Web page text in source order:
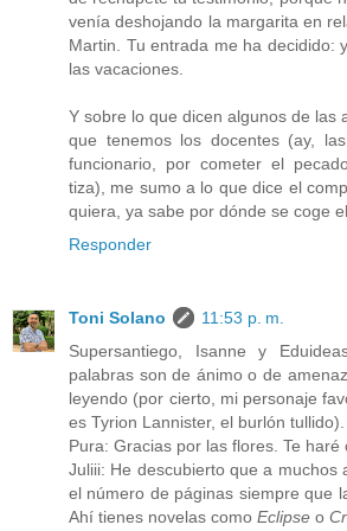
venía deshojando la margarita en
Martin. Tu entrada me ha decidido:
las vacaciones.
Y sobre lo que dicen algunos de las
que tenemos los docentes (ay,
funcionario, por cometer el
tiza), me sumo a lo que dice el
quiera, ya sabe por dónde se coge
Responder
Toni Solano
11:53 p. m.
Supersantiego, Isanne y
palabras son de ánimo o de
leyendo (por cierto, mi personaje
es Tyrion Lannister, el burlón tullido).
Pura: Gracias por las flores. Te haré
Juliii: He descubierto que a muchos
el número de páginas siempre que
Ahí tienes novelas como Eclipse o